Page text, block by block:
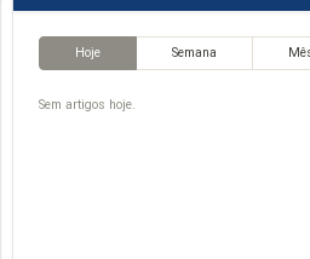
Hoje Semana
Sem artigos hoje.